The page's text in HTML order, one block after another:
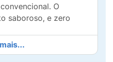
O
saboroso, e zero
canola, água, grão-de-